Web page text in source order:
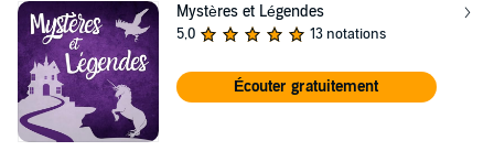
Mystères et Légendes
5,0 13 notations
Écouter gratuitement